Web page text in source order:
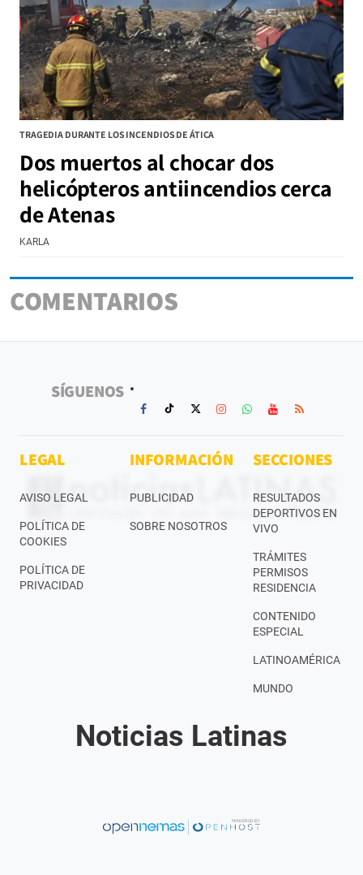
TRAGEDIA DURANTE LOS INCENDIOS DE ÁTICA
Dos muertos al chocar dos
helicópteros antiincendios cerca
de Atenas
KARLA
COMENTARIOS
SÍGUENOS
LEGAL
AVISO LEGAL
POLÍTICA DE
COOKIES
POLÍTICA DE
PRIVACIDAD
INFORMACIÓN
PUBLICIDAD
SOBRE NOSOTROS
SECCIONES
RESULTADOS
DEPORTIVOS EN
VIVO
TRÁMITES
PERMISOS
RESIDENCIA
CONTENIDO
ESPECIAL
LATINOAMÉRICA
MUNDO
Noticias Latinas